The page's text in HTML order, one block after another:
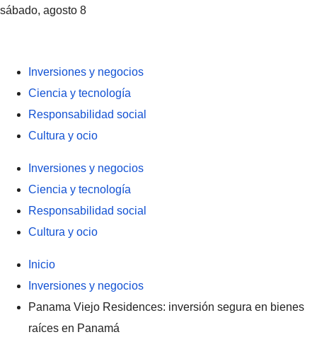
sábado, agosto 8
Inversiones y negocios
Ciencia y tecnología
Responsabilidad social
Cultura y ocio
Inversiones y negocios
Ciencia y tecnología
Responsabilidad social
Cultura y ocio
Inicio
Inversiones y negocios
Panama Viejo Residences: inversión segura en bienes
raíces en Panamá